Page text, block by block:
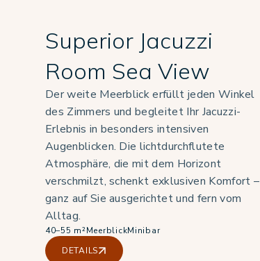
Superior Jacuzzi
Room Sea View
Der weite Meerblick erfüllt jeden Winkel
des Zimmers und begleitet Ihr Jacuzzi-
Erlebnis in besonders intensiven
Augenblicken. Die lichtdurchflutete
Atmosphäre, die mit dem Horizont
verschmilzt, schenkt exklusiven Komfort –
ganz auf Sie ausgerichtet und fern vom
Alltag.
40–55 m²MeerblickMinibar
DETAILS